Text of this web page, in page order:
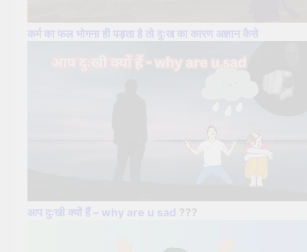
कर्म का फल भोगना ही पड़ता है तो दुःख का कारण अज्ञान कैसे
आप दुःखी क्यों हैं – why are u sad ???